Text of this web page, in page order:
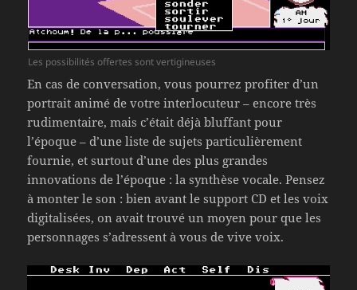
Les possibilités offertes sont vertigineuses
En cas de conversation, vous pourrez profiter d’un
portrait animé de votre interlocuteur – encore très
rudimentaire, mais c’était déjà bluffant pour
l’époque – d’une liste de sujets particulièrement
fournie, et surtout d’une des plus grandes
innovations de l’époque : la synthèse vocale. Pensez
à monter le son : bien avant le support CD et les voix
digitalisées, on avait trouvé un moyen pour que les
personnages s’adressent à vous de vive voix.